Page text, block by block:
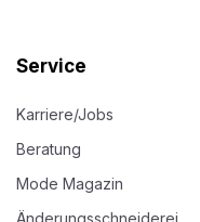
Service
Karriere/Jobs
Beratung
Mode Magazin